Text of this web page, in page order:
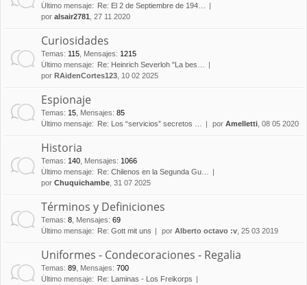
Último mensaje:
Re: El 2 de Septiembre de 194…
por alsair2781 , 27 11 2020
Curiosidades
Temas: 115 Mensajes: 1215
Último mensaje:
Re: Heinrich Severloh "La bes…
por RAidenCortes123 , 10 02 2025
Espionaje
Temas: 15 Mensajes: 85
Último mensaje:
Re: Los “servicios” secretos … por Amelletti , 08 05 2020
Historia
Temas: 140 Mensajes: 1066
Último mensaje:
Re: Chilenos en la Segunda Gu…
por Chuquichambe , 31 07 2025
Términos y Definiciones
Temas: 8 Mensajes: 69
Último mensaje:
Re: Gott mit uns por Alberto octavo :v , 25 03 2019
Uniformes - Condecoraciones - Regalia
Temas: 89 Mensajes: 700
Último mensaje:
Re: Laminas - Los Freikorps